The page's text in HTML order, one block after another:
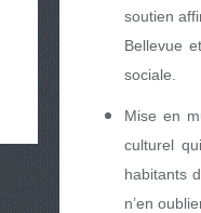
soutien
Bellevue
sociale.
Mise en
culturel
habitants
n’en